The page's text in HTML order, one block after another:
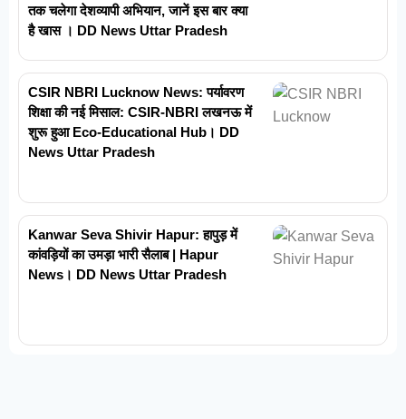
तक चलेगा देशव्यापी अभियान, जानें इस बार क्या
है खास । DD News Uttar Pradesh
CSIR NBRI Lucknow News: पर्यावरण
शिक्षा की नई मिसाल: CSIR-NBRI लखनऊ में
शुरू हुआ Eco-Educational Hub। DD
News Uttar Pradesh
Kanwar Seva Shivir Hapur: हापुड़ में
कांवड़ियों का उमड़ा भारी सैलाब | Hapur
News। DD News Uttar Pradesh